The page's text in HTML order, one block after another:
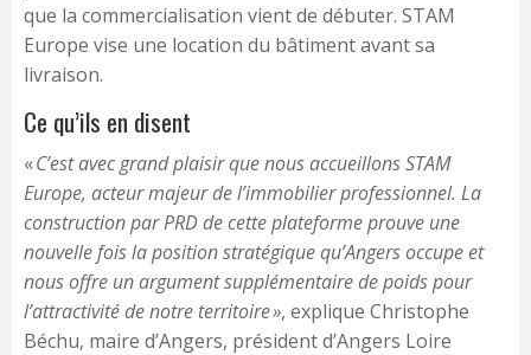
que la commercialisation vient de débuter. STAM
Europe vise une location du bâtiment avant sa
livraison.
Ce qu’ils en disent
«C’est avec grand plaisir que nous accueillons STAM
Europe, acteur majeur de l’immobilier professionnel. La
construction par PRD de cette plateforme prouve une
nouvelle fois la position stratégique qu’Angers occupe et
nous offre un argument supplémentaire de poids pour
l’attractivité de notre territoire », explique Christophe
Béchu, maire d’Angers, président d’Angers Loire